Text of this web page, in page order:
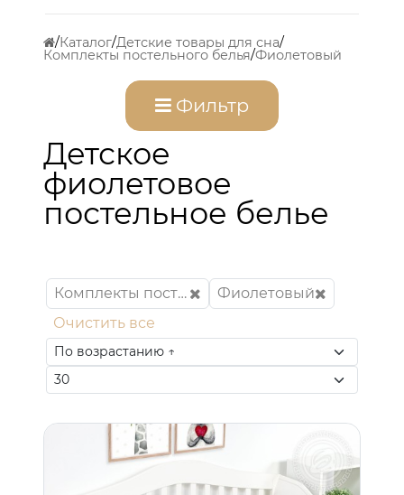
Каталог Детские товары для сна
Комплекты постельного белья Фиолетовый
Фильтр
Детское
фиолетовое
постельное белье
Комплекты постельного белья
Фиолетовый
Очистить все